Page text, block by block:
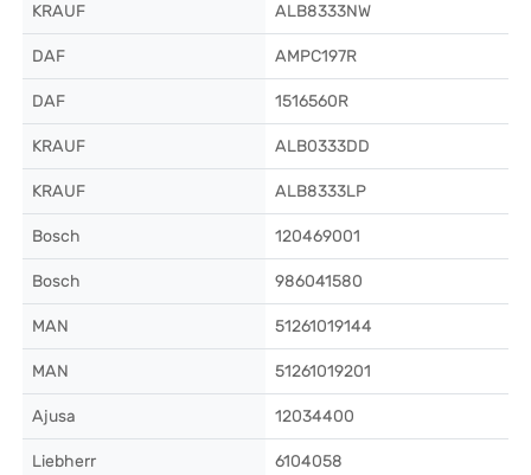
KRAUF ALB8333NW
DAF AMPC197R
DAF 1516560R
KRAUF ALB0333DD
KRAUF ALB8333LP
Bosch 120469001
Bosch 986041580
MAN 51261019144
MAN 51261019201
Ajusa 12034400
Liebherr 6104058